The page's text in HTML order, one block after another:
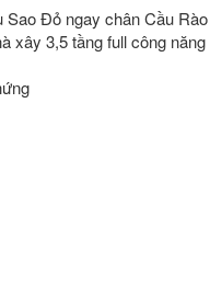
Sao Đỏ ngay chân Cầu
xây 3,5 tầng full công